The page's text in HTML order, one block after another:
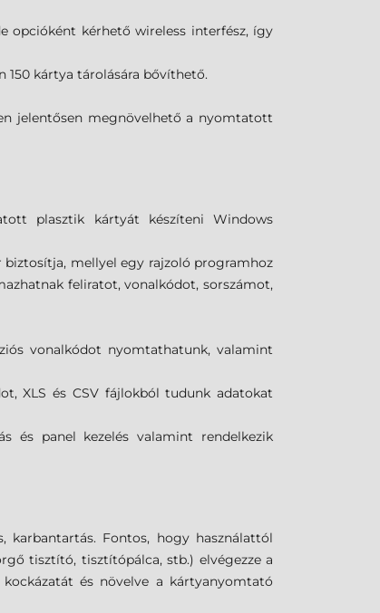
opcióként kérhető wireless interfész, így
kártya tárolására bővíthető.
jelentősen megnövelhető a nyomtatott
plasztik kártyát készíteni Windows
biztosítja, mellyel egy rajzoló programhoz
feliratot, vonalkódot, sorszámot,
vonalkódot nyomtathatunk, valamint
XLS és CSV fájlokból tudunk adatokat
és panel kezelés valamint rendelkezik
karbantartás. Fontos, hogy használattól
tisztító, tisztítópálca, stb.) elvégezze a
és növelve a kártyanyomtató